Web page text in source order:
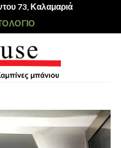
73, Καλαμαριά